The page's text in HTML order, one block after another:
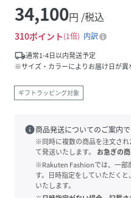
34,100円 /税込
310ポイント 1倍
内訳
local_shipping通常1-4日以内発送予定
※サイズ・カラーによりお届け日が異
ギフトラッピング対象
info商品発送についてのご案内で
※同時に複数の商品を注文さ
て発送いたします。
お急ぎの
※Rakuten Fashionでは、一部
す。日時指定をしていただく
いたします。